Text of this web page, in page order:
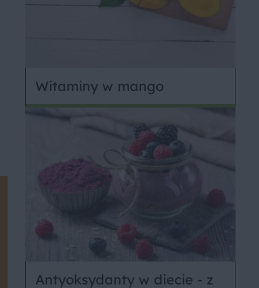
Witaminy w mango
Antyoksydanty w diecie - z